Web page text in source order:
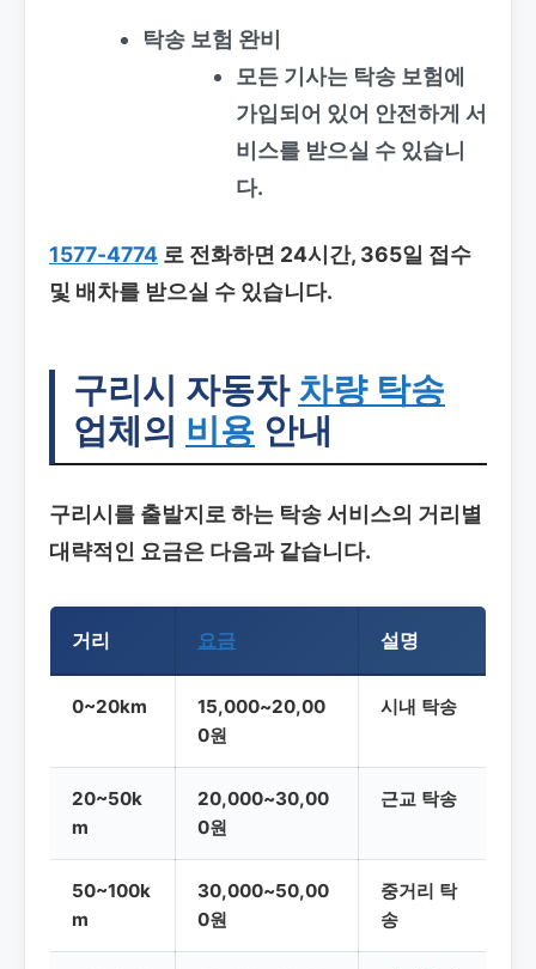
탁송 보험 완비
모든 기사는 탁송 보험에
가입되어 있어 안전하게 서
비스를 받으실 수 있습니
다.
1577-4774 로 전화하면 24시간, 365일 접수
및 배차를 받으실 수 있습니다.
구리시 자동차 차량 탁송
업체의 비용 안내
구리시를 출발지로 하는 탁송 서비스의 거리별
대략적인 요금은 다음과 같습니다.
거리 요금 설명
0~20km
15,000~20,00
0원
시내 탁송
20~50k
m
20,000~30,00
0원
근교 탁송
50~100k
m
30,000~50,00
0원
중거리 탁
송